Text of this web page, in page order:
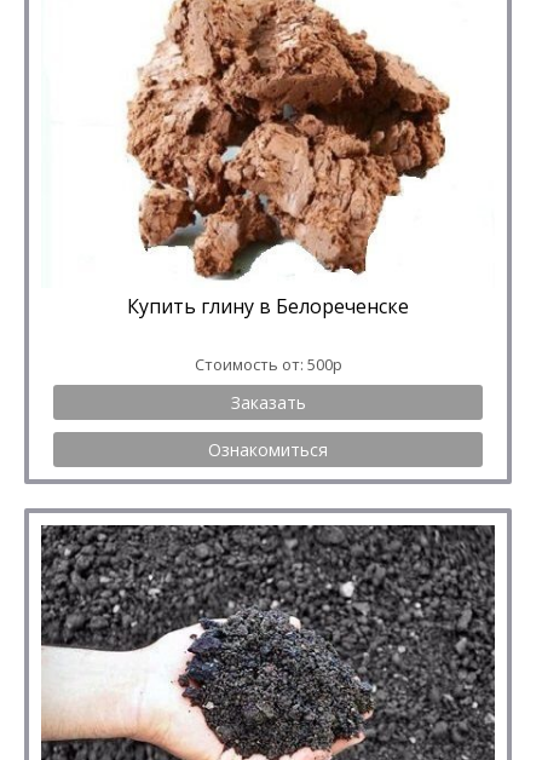
Купить глину в Белореченске
Стоимость от: 500р
Заказать
Ознакомиться